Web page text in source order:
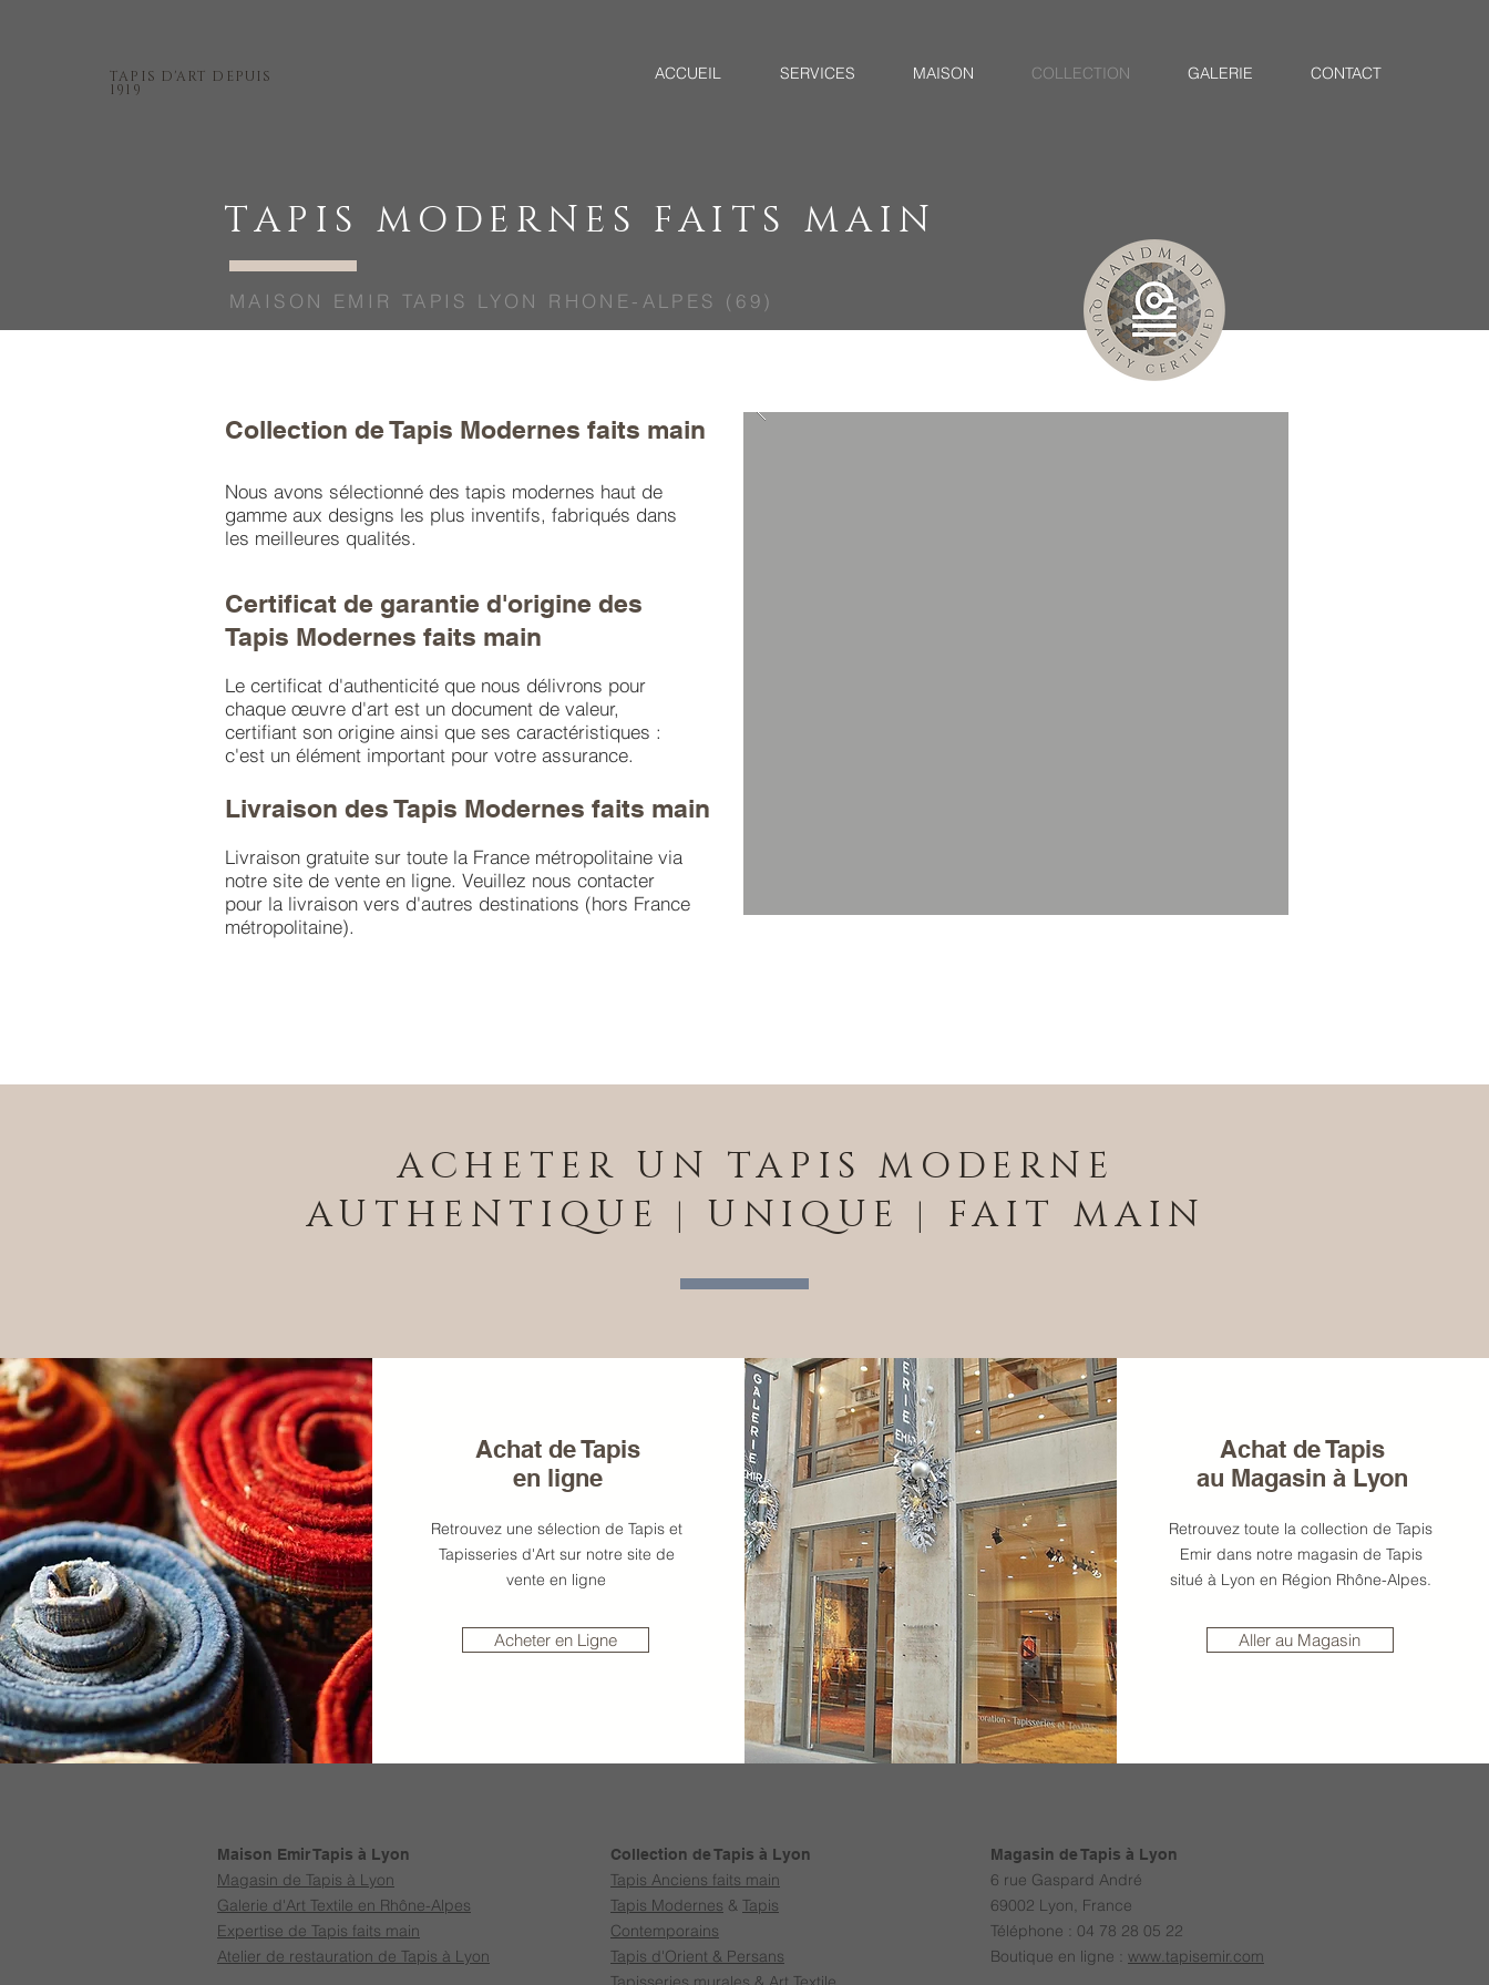
TAPIS D'ART DEPUIS
1919
ACCUEIL SERVICES MAISON COLLECTION GALERIE CONTACT
TAPIS MODERNES FAITS MAIN
MAISON EMIR TAPIS LYON RHONE-ALPES (69)
Collection de Tapis Modernes faits main
Nous avons sélectionné des tapis modernes haut de
gamme aux designs les plus inventifs, fabriqués dans
les meilleures qualités.
Certificat de garantie d'origine des
Tapis Modernes faits main
Le certificat d'authenticité que nous délivrons pour
chaque œuvre d'art est un document de valeur,
certifiant son origine ainsi que ses caractéristiques :
c'est un élément important pour votre assurance.
Livraison des Tapis Modernes faits main
Livraison gratuite sur toute la France métropolitaine via
notre site de vente en ligne. Veuillez nous contacter
pour la livraison vers d'autres destinations (hors France
métropolitaine).
ACHETER UN TAPIS MODERNE
AUTHENTIQUE | UNIQUE | FAIT MAIN
Achat de Tapis
en ligne
Retrouvez une sélection de Tapis et
Tapisseries d'Art sur notre site de
vente en ligne
Acheter en Ligne
Achat de Tapis
au Magasin à Lyon
Retrouvez toute la collection de Tapis
Emir dans notre magasin de Tapis
situé à Lyon en Région Rhône-Alpes.
Aller au Magasin
Maison Emir Tapis à Lyon
Magasin de Tapis à Lyon
Galerie d'Art Textile en Rhône-Alpes
Expertise de Tapis faits main
Atelier de restauration de Tapis à Lyon
Collection de Tapis à Lyon
Tapis Anciens faits main
Tapis Modernes & Tapis
Contemporains
Tapis d'Orient & Persans
Magasin de Tapis à Lyon
6 rue Gaspard André
69002 Lyon, France
Téléphone : 04 78 28 05 22
Boutique en ligne : www.tapisemir.com